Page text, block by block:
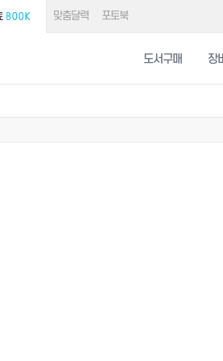
맞춤달력 포토북
도서구매 장